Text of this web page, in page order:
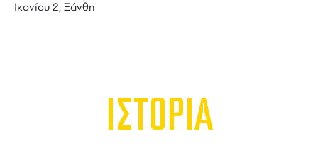
Ικονίου 2, Ξάνθη
ΙΣΤΟΡΙΑ